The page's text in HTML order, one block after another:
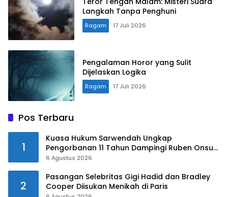
Langkah Tanpa Penghuni
Ragam 17 Juli 2026
Pengalaman Horor yang Sulit
Dijelaskan Logika
Ragam 17 Juli 2026
Pos Terbaru
1
Kuasa Hukum Sarwendah Ungkap
Pengorbanan 11 Tahun Dampingi Ruben Onsu
Saat Sakit
6 Agustus 2026
2
Pasangan Selebritas Gigi Hadid dan Bradley
Cooper Diisukan Menikah di Paris